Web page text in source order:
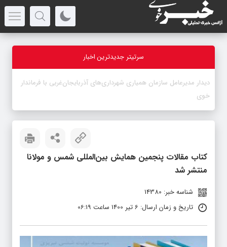
سرتیتر جدیدترین اخبار
-
کتاب مقالات پنجمین همایش بین‌المللی شمس و مولانا
منتشر شد
تاریخ و زمان ارسال: 6 تیر 1400 ساعت 06:19